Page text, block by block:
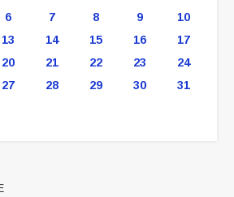
6 7 8 9
10
13 14 15 16
17
20 21 22 23
24
27 28 29 30 31